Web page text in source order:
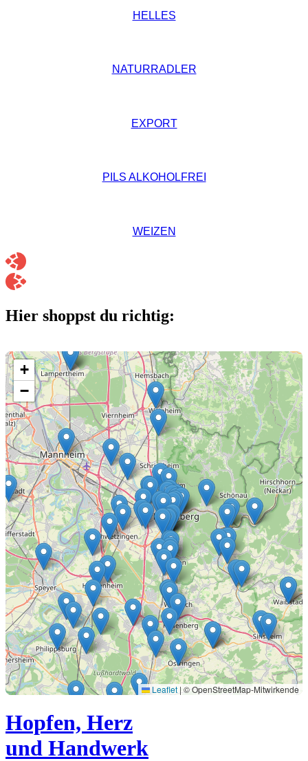
HELLES
NATURRADLER
EXPORT
PILS ALKOHOLFREI
WEIZEN
Hier shoppst du richtig:
+
−
Leaflet | © OpenStreetMap-Mitwirkende
Hopfen, Herz
und Handwerk